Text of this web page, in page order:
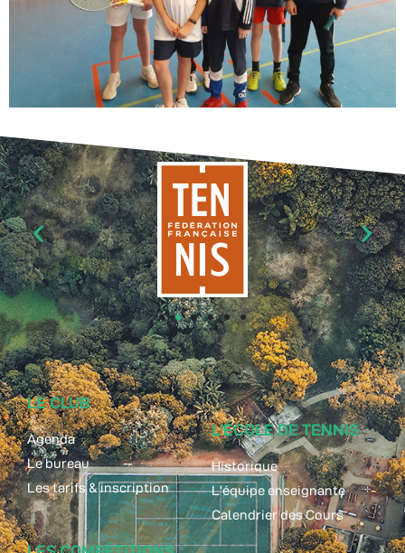
LE CLUB
Agenda
Le bureau
Les tarifs & inscription
L'ÉCOLE DE TENNIS
Historique
L'équipe enseignante
Calendrier des Cours